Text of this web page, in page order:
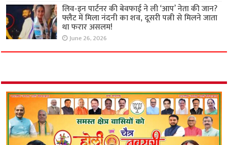
लिव-इन पार्टनर की बेवफाई ने ली ‘आप’ नेता की जान?
फ्लैट में मिला नंदनी का शव, दूसरी पत्नी से मिलने जाता
था फरार असलम!
June 26, 2026